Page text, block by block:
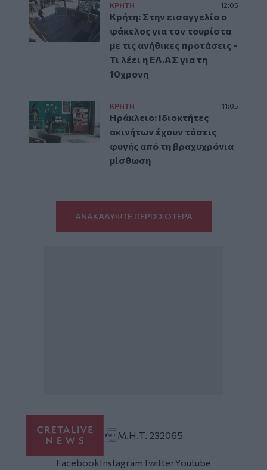
ΚΡΗΤΗ 12:05
Κρήτη: Στην εισαγγελία ο
φάκελος για τον τουρίστα
με τις ανήθικες προτάσεις -
Τι λέει η ΕΛ.ΑΣ για τη
10χρονη
ΚΡΗΤΗ 11:05
Ηράκλειο: Ιδιοκτήτες
ακινήτων έχουν τάσεις
φυγής από τη βραχυχρόνια
μίσθωση
ΑΝΑΚΑΛΥΨΤΕ ΠΕΡΙΣΣΟΤΕΡΑ
Μ.Η.Τ. 232065
FacebookInstagramTwitterYoutube